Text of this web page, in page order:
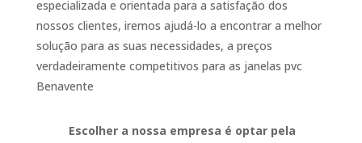
especializada e orientada para a satisfação dos
nossos clientes, iremos ajudá-lo a encontrar a melhor
solução para as suas necessidades, a preços
verdadeiramente competitivos para as janelas pvc
Benavente
Escolher a nossa empresa é optar pela